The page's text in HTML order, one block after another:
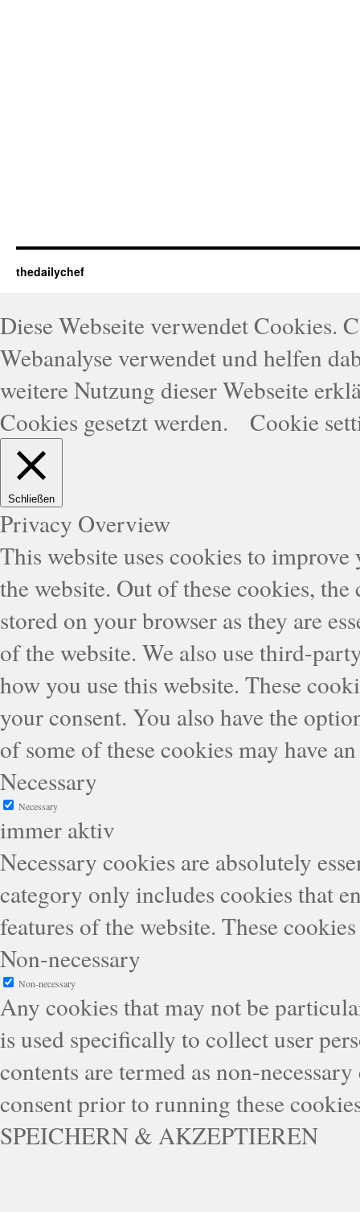
thedailychef
Diese Webseite verwendet Cookies.
Webanalyse verwendet und helfen
weitere Nutzung dieser Webseite
Cookies gesetzt werden.
Cookie
Schließen
Privacy Overview
This website uses cookies to
the website. Out of these cookies,
stored on your browser as they are
of the website. We also use third-
how you use this website. These
your consent. You also have the
of some of these cookies may have
Necessary
Necessary
immer aktiv
Necessary cookies are absolutely
category only includes cookies that
features of the website. These
Non-necessary
Non-necessary
Any cookies that may not be
is used specifically to collect user
contents are termed as non-
consent prior to running these
SPEICHERN & AKZEPTIEREN